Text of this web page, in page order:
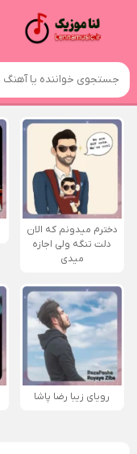
دخترم میدونم که الان
دلت تنگه ولی اجازه
میدی
رویای زیبا رضا پاشا